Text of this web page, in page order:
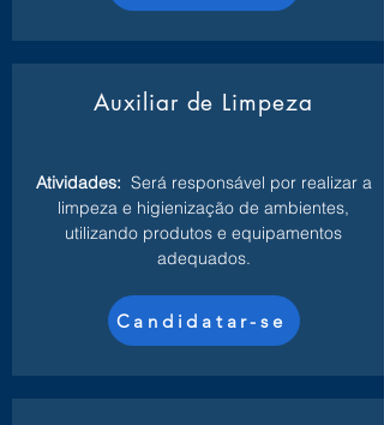
Auxiliar de Limpeza
Atividades: Será responsável por realizar a
limpeza e higienização de ambientes,
utilizando produtos e equipamentos
adequados.
Candidatar-se